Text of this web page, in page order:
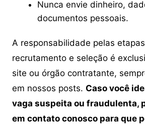
Nunca envie dinheiro,
documentos pessoais.
A responsabilidade pelas
recrutamento e seleção é
site ou órgão contratante,
em nossos posts. Caso você
vaga suspeita ou fraudulenta,
em contato conosco para que